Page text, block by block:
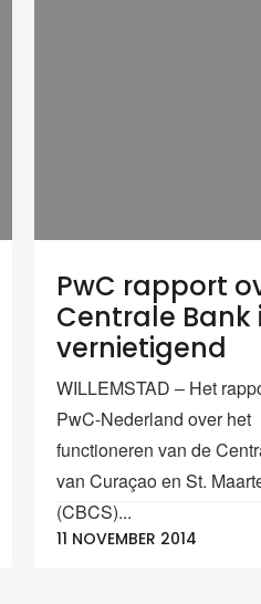
PwC rapport
Centrale Bank
vernietigend
WILLEMSTAD – Het
PwC-Nederland over het
functioneren van de
van Curaçao en St.
(CBCS)...
11 NOVEMBER 2014